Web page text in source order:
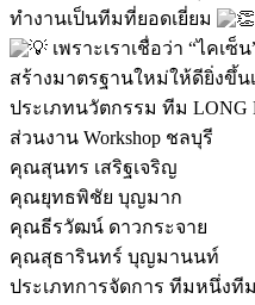
ทำงานเป็นทีมที่ยอดเยี่ยม
เพราะเราเชื่อว่า “ไคเ
สร้างมาตรฐานใหม่ให้ดียิ่งขึ้น
ประเภทนวัตกรรม ทีม LONG
ส่วนงาน Workshop ชลบุรี
คุณสุนทร เสริฐเจริญ
คุณยุทธพิชัย บุญมาก
คุณธีรวัฒน์ ดาวกระจาย
คุณสุธารินทร์ บุญมานนท์
ประเภทการจัดการ ทีมหนึ่งที